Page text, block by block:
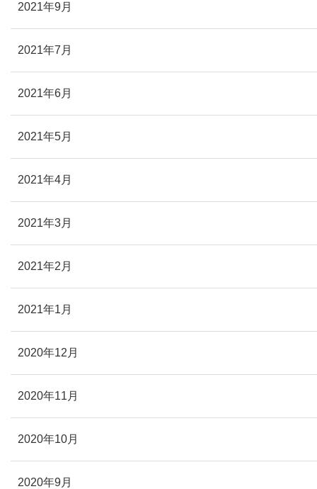
2021年9月
2021年7月
2021年6月
2021年5月
2021年4月
2021年3月
2021年2月
2021年1月
2020年12月
2020年11月
2020年10月
2020年9月